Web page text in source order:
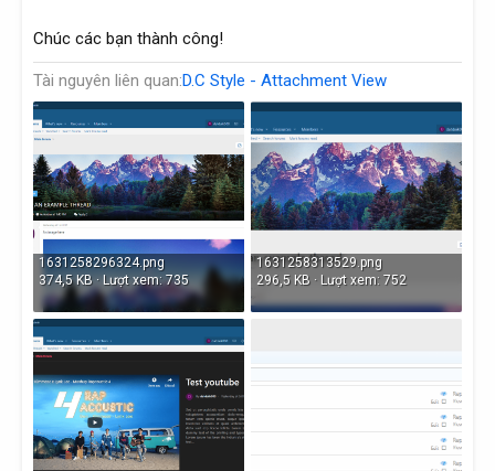
Chúc các bạn thành công!
Tài nguyên liên quan D.C Style - Attachment View
1631258296324.png
374,5 KB · Lượt xem: 735
1631258313529.png
296,5 KB · Lượt xem: 752